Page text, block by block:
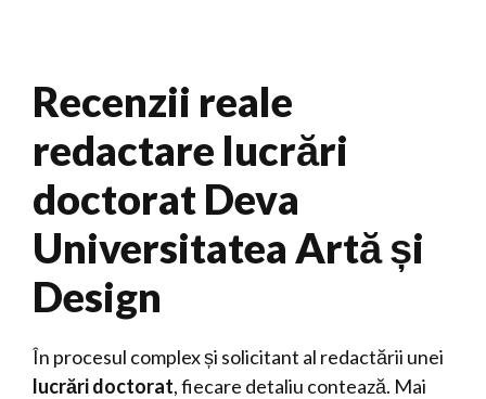
Recenzii reale
redactare lucrări
doctorat Deva
Universitatea Artă și
Design
În procesul complex și solicitant al redactării unei
lucrări doctorat, fiecare detaliu contează. Mai